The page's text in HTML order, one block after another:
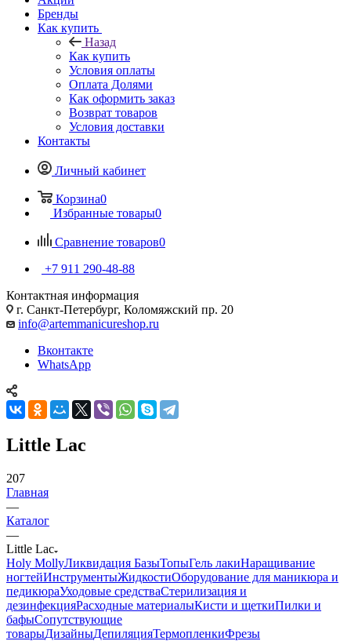
Бренды
Как купить
Назад
Как купить
Условия оплаты
Оплата Долями
Как оформить заказ
Возврат товаров
Условия доставки
Контакты
Личный кабинет
Корзина0
Избранные товары0
Сравнение товаров0
+7 911 290-48-88
Контактная информация
г. Санкт-Петербург, Коломяжский пр. 20
info@artemmanicureshop.ru
Вконтакте
WhatsApp
Little Lac
207
Главная
—
Каталог
—
Little Lac
Holy MollyЛиквидация БазыТопыГель лакиНаращивание
ногтейИнструментыЖидкостиОборудование для маникюра и
педикюраУходовые средстваСтерилизация и
дезинфекцияРасходные материалыКисти и щеткиПилки и
бафыСопутствующие
товарыДизайныДепиляцияТермопленкиФрезы